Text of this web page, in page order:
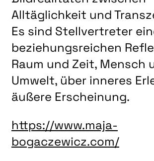
Alltäglichkeit und
Es sind Stellvertreter
beziehungsreichen
Raum und Zeit, Mensch
Umwelt, über inneres
äußere Erscheinung.
https://www.maja-
bogaczewicz.com/